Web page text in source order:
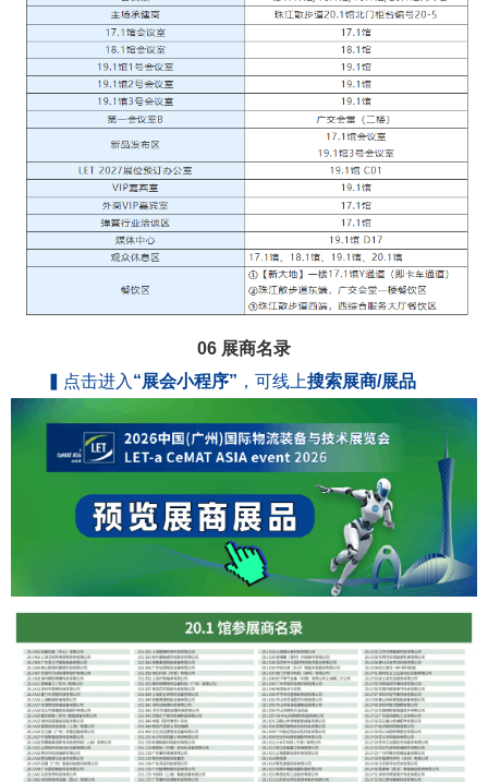
06 展商名录
▍点击进入 “展会小程序” ，可线上搜索展商/展品